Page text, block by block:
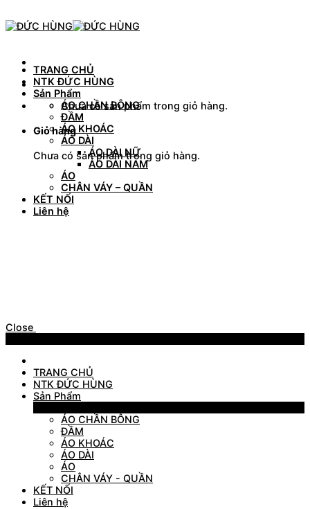
to
content
Chưa có sản phẩm trong giỏ hàng.
Giỏ hàng
Chưa có sản phẩm trong giỏ hàng.
TRANG CHỦ
NTK ĐỨC HÙNG
Sản Phẩm
ÁO CHẦN BÔNG
ĐẦM
ÁO KHOÁC
ÁO DÀI
ÁO DÀI NỮ
ÁO DÀI NAM
ÁO
CHÂN VÁY – QUẦN
KẾT NỐI
Liên hệ
Close
TRANG CHỦ
NTK ĐỨC HÙNG
Sản Phẩm
ÁO CHẦN BÔNG
ĐẦM
ÁO KHOÁC
ÁO DÀI
ÁO
CHÂN VÁY - QUẦN
KẾT NỐI
Liên hệ